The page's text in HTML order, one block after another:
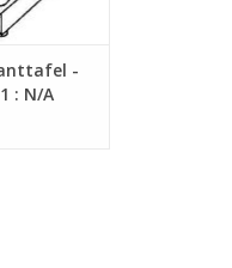
-
: N/A